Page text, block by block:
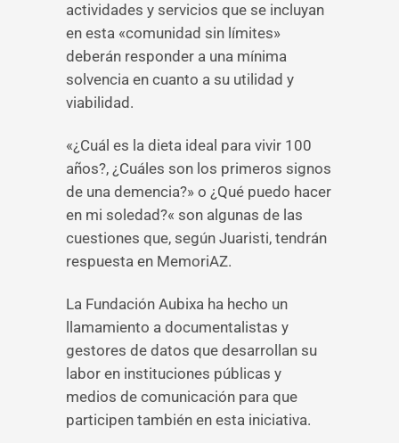
actividades y servicios que se incluyan
en esta «comunidad sin límites»
deberán responder a una mínima
solvencia en cuanto a su utilidad y
viabilidad.
«¿Cuál es la dieta ideal para vivir 100
años?, ¿Cuáles son los primeros signos
de una demencia?» o ¿Qué puedo hacer
en mi soledad?« son algunas de las
cuestiones que, según Juaristi, tendrán
respuesta en MemoriAZ.
La Fundación Aubixa ha hecho un
llamamiento a documentalistas y
gestores de datos que desarrollan su
labor en instituciones públicas y
medios de comunicación para que
participen también en esta iniciativa.